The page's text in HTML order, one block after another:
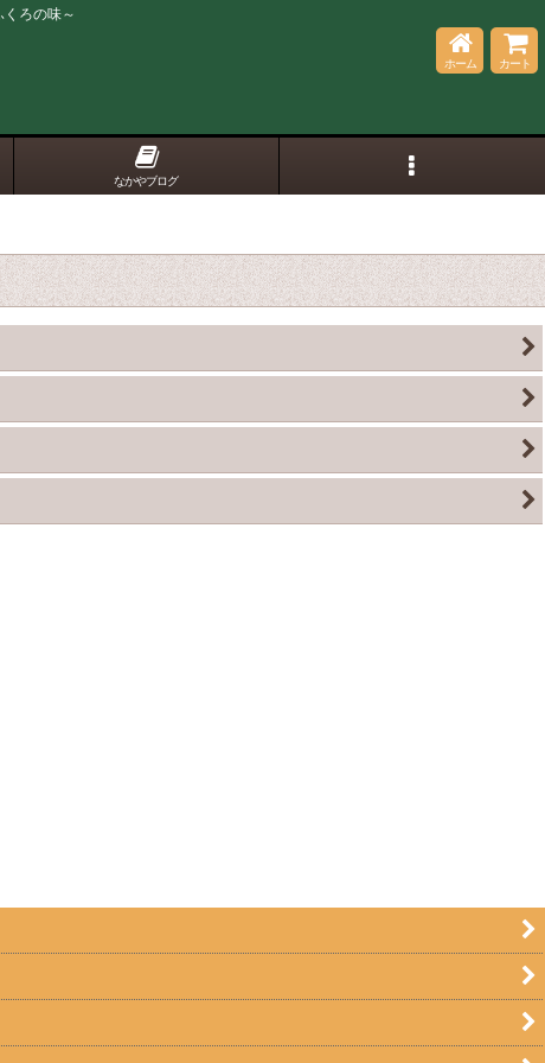
ろの味～
ホーム カート
なかやブログ